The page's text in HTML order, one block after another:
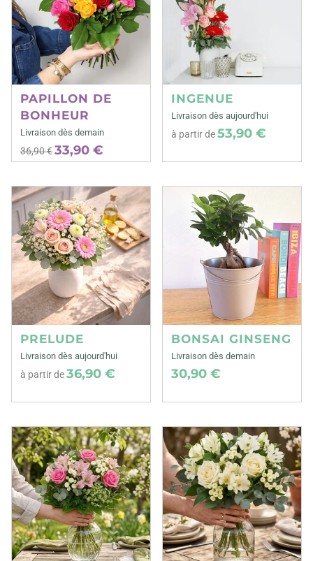
PAPILLON DE
BONHEUR
Livraison dès demain
36,90 €33,90 €
INGENUE
Livraison dès aujourd'hui
à partir de53,90 €
PRELUDE
Livraison dès aujourd'hui
à partir de36,90 €
BONSAI GINSENG
Livraison dès demain
30,90 €